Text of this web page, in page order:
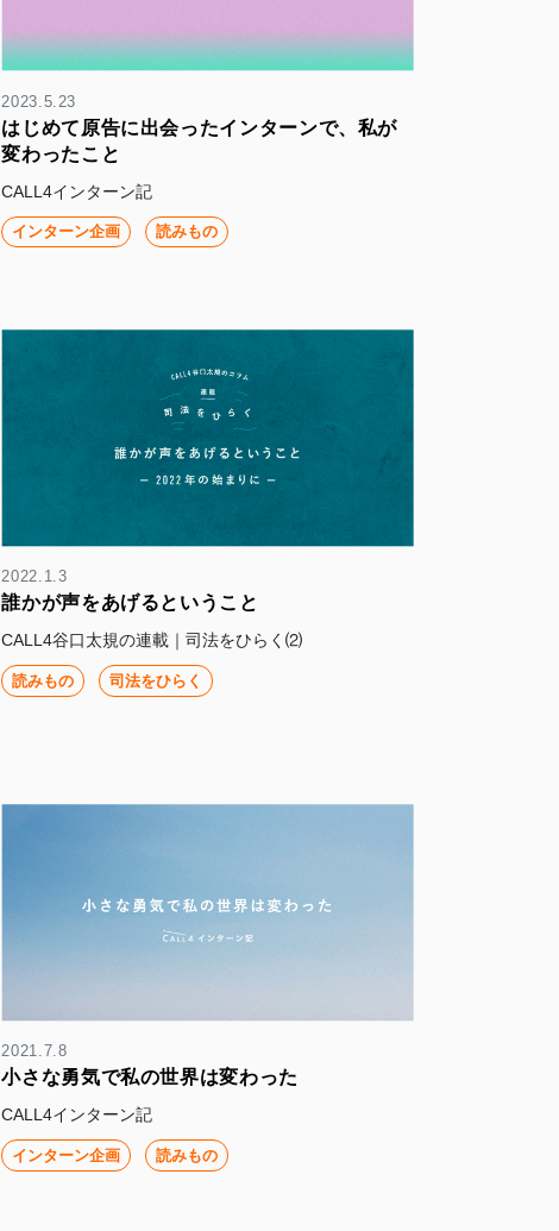
2023.5.23
はじめて原告に出会ったインターンで、私が
変わったこと
CALL4インターン記
インターン企画 読みもの
2022.1.3
誰かが声をあげるということ
CALL4谷口太規の連載｜司法をひらく⑵
読みもの 司法をひらく
2021.7.8
小さな勇気で私の世界は変わった
CALL4インターン記
インターン企画 読みもの